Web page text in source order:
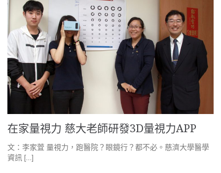
在家量視力 慈大老師研發3D量視力APP
文：李家萓 量視力，跑醫院？眼鏡行？都不必。慈濟大學醫學
資訊 […]